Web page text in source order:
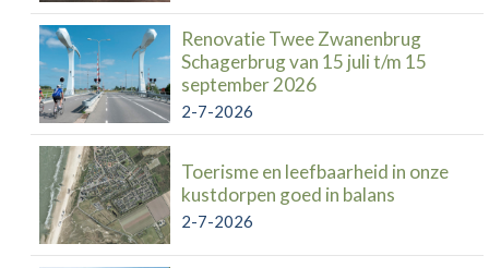
Renovatie Twee Zwanenbrug
Schagerbrug van 15 juli t/m 15
september 2026
2-7-2026
Toerisme en leefbaarheid in onze
kustdorpen goed in balans
2-7-2026